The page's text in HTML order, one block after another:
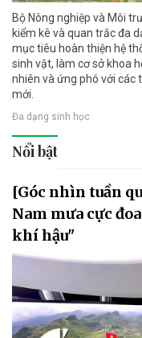
Bộ Nông nghiệp và Môi
kiểm kê và quan trắc đa
mục tiêu hoàn thiện hệ
sinh vật, làm cơ sở khoa
nhiên và ứng phó với
mới.
Đa dạng sinh học
Nổi bật
[Góc nhìn tuần
Nam mưa cực
khí hậu"